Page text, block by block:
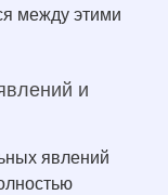
между этими
и
явлений